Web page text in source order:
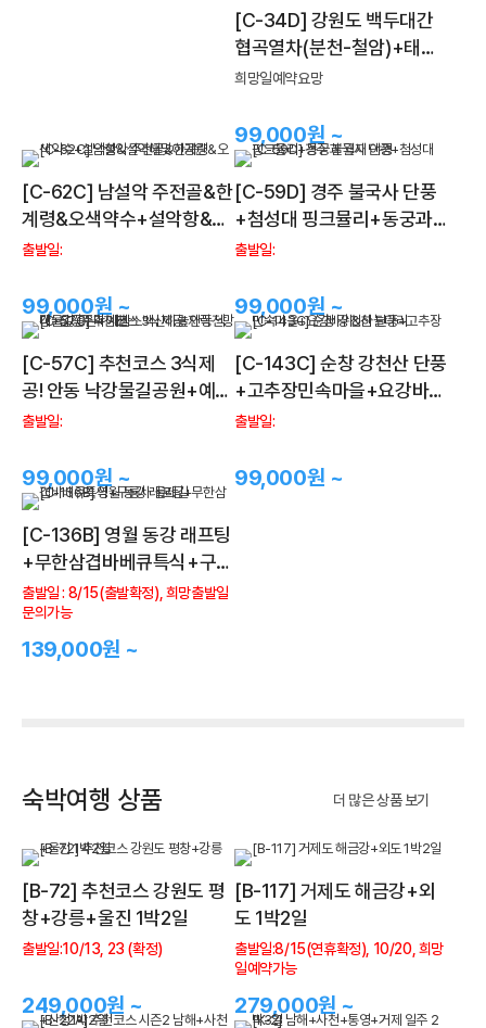
[C-34D] 강원도 백두대간
협곡열차(분천-철암)+태백
철암단풍축제+영주 소수서
희망일예약요망
99,000원 ~
[C-62C] 남설악 주전골&한
계령&오색약수+설악항&설
악해맞이공원
출발일:
99,000원 ~
[C-59D] 경주 불국사 단풍
+첨성대 핑크뮬리+동궁과
월지 야경
출발일:
99,000원 ~
[C-57C] 추천코스 3식제
공! 안동 낙강물길공원+예천
소백산하늘자락전망대+삼
출발일:
99,000원 ~
[C-143C] 순창 강천산 단풍
+고추장민속마을+요강바위
&하늘다리
출발일:
99,000원 ~
[C-136B] 영월 동강 래프팅
+무한삼겹바베큐특식+구룡
사 둘레길
출발일 : 8/15(출발확정), 희망출발일
문의가능
139,000원 ~
숙박여행 상품 더 많은 상품 보기
[B-72] 추천코스 강원도 평
창+강릉+울진 1박2일
출발일:10/13, 23 (확정)
249,000원 ~
[B-117] 거제도 해금강+외
도 1박2일
출발일:8/15(연휴확정), 10/20, 희망
일예약가능
279,000원 ~